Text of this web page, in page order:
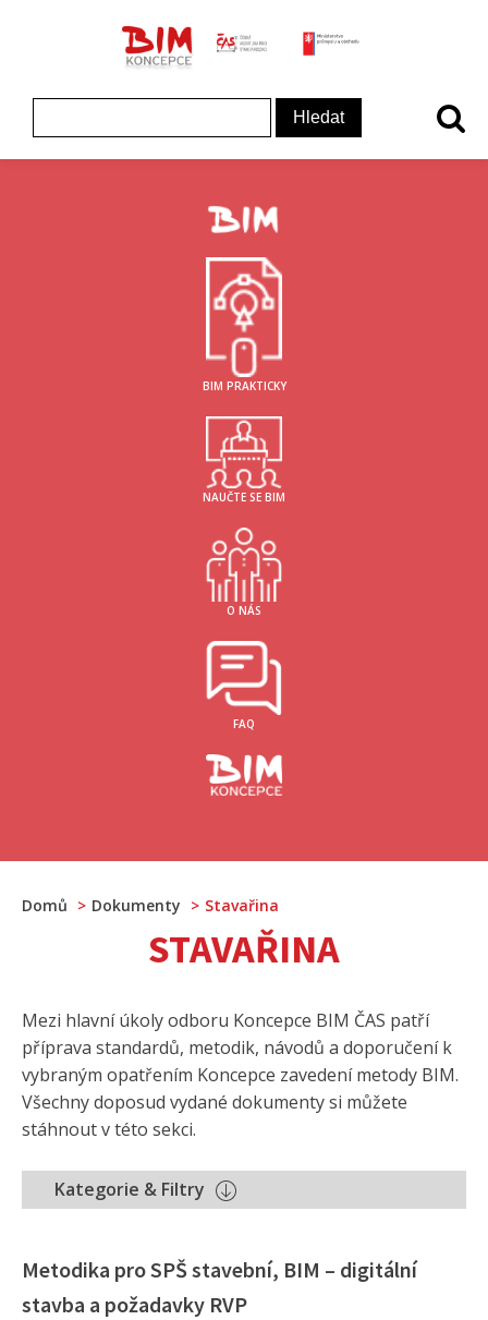
Koncepce BIM - logo
ČAS - logo
BIM PRAKTICKY
NAUČTE SE BIM
O NÁS
FAQ
Domů Dokumenty Stavařina
STAVAŘINA
Mezi hlavní úkoly odboru Koncepce BIM ČAS patří
příprava standardů, metodik, návodů a doporučení k
vybraným opatřením Koncepce zavedení metody BIM.
Všechny doposud vydané dokumenty si můžete
stáhnout v této sekci.
Kategorie & Filtry
Metodika pro SPŠ stavební, BIM – digitální
stavba a požadavky RVP